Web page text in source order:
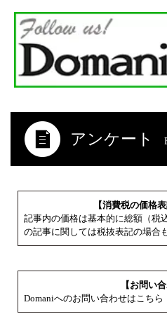
アンケート
【消費税の価格
記事内の価格は基本的に総額（税
の記事に関しては税抜表記の場合
【お問い合
Domaniへのお問い合わせはこちら